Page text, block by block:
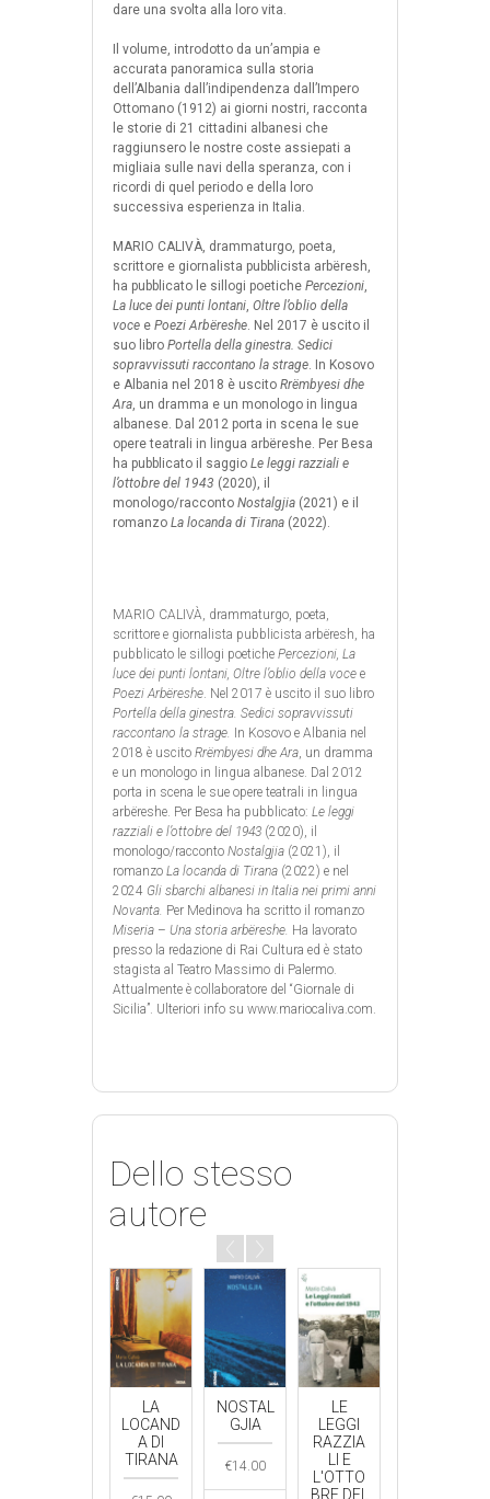
dare una svolta alla loro vita.
Il volume, introdotto da un’ampia e
accurata panoramica sulla storia
dell’Albania dall’indipendenza dall’Impero
Ottomano (1912) ai giorni nostri, racconta
le storie di 21 cittadini albanesi che
raggiunsero le nostre coste assiepati a
migliaia sulle navi della speranza, con i
ricordi di quel periodo e della loro
successiva esperienza in Italia.
MARIO CALIVÀ , drammaturgo, poeta,
scrittore e giornalista pubblicista arbëresh,
ha pubblicato le sillogi poetiche Percezioni
La luce dei punti lontani Oltre l’oblio della
voce e Poezi Arbëreshe . Nel 2017 è uscito il
suo libro Portella della ginestra. Sedici
sopravvissuti raccontano la strage . In Kosovo
e Albania nel 2018 è uscito Rrëmbyesi dhe
Ara , un dramma e un monologo in lingua
albanese. Dal 2012 porta in scena le sue
opere teatrali in lingua arbëreshe. Per Besa
ha pubblicato il saggio Le leggi razziali e
l’ottobre del 1943 (2020), il
monologo/racconto Nostalgjia (2021) e il
romanzo La locanda di Tirana (2022).
MARIO CALIVÀ, drammaturgo, poeta,
scrittore e giornalista pubblicista arbëresh, ha
pubblicato le sillogi poetiche Percezioni, La
luce dei punti lontani, Oltre l’oblio della voce e
Poezi Arbëreshe . Nel 2017 è uscito il suo libro
Portella della ginestra. Sedici sopravvissuti
raccontano la strage. In Kosovo e Albania nel
2018 è uscito Rrëmbyesi dhe Ara , un dramma
e un monologo in lingua albanese. Dal 2012
porta in scena le sue opere teatrali in lingua
arbëreshe. Per Besa ha pubblicato: Le leggi
razziali e l’ottobre del 1943 (2020), il
monologo/racconto Nostalgjia (2021), il
romanzo La locanda di Tirana (2022) e nel
2024 Gli sbarchi albanesi in Italia nei primi anni
Novanta. Per Medinova ha scritto il romanzo
Miseria – Una storia arbëreshe. Ha lavorato
presso la redazione di Rai Cultura ed è stato
stagista al Teatro Massimo di Palermo.
Attualmente è collaboratore del “Giornale di
Sicilia”. Ulteriori info su www.mariocaliva.com.
Dello stesso
autore
NOSTAL
GJIA
€14.00
LE
LEGGI
RAZZIA
BRE DEL
ARBËRE
SH/L’OR
ARBËRE
SH